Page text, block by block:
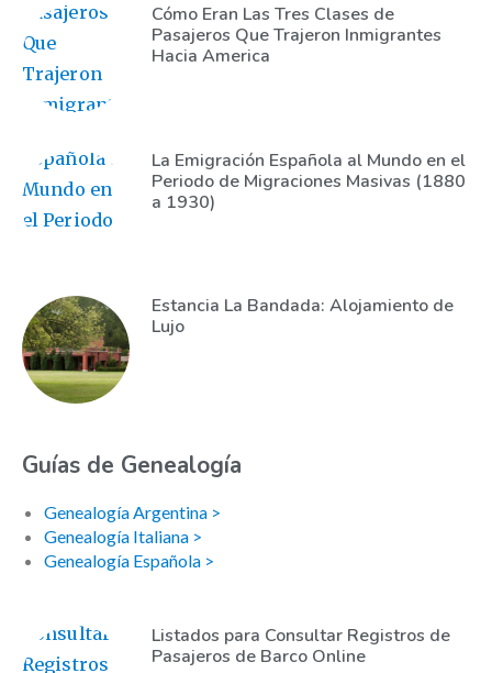
Cómo Eran Las Tres Clases de
Pasajeros Que Trajeron Inmigrantes
Hacia America
La Emigración Española al Mundo en el
Periodo de Migraciones Masivas (1880
a 1930)
Estancia La Bandada: Alojamiento de
Lujo
Guías de Genealogía
Genealogía Argentina >
Genealogía Italiana >
Genealogía Española >
Listados para Consultar Registros de
Pasajeros de Barco Online